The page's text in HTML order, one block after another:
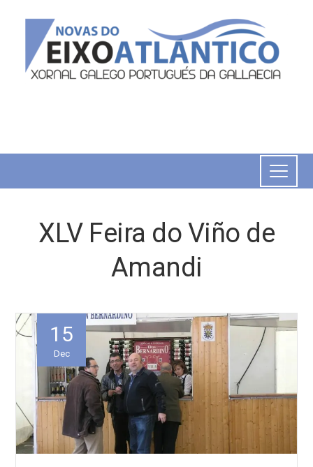
XLV Feira do Viño de
Amandi
15
Dec